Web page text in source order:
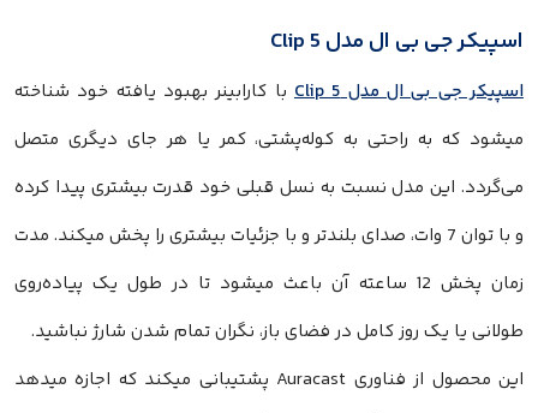
اسپیکر جی بی ال مدل Clip 5
اسپیکر جی بی ال مدل Clip 5
با کارابینر بهبود یافته خود شناخته
میشود که به راحتی به کوله‌پشتی، کمر یا هر جای دیگری متصل
می‌گردد. این مدل نسبت به نسل قبلی خود قدرت بیشتری پیدا کرده
و با توان 7 وات، صدای بلندتر و با جزئیات بیشتری را پخش میکند. مدت
زمان پخش 12 ساعته آن باعث میشود تا در طول یک پیاده‌روی
طولانی یا یک روز کامل در فضای باز، نگران تمام شدن شارژ نباشید.
این محصول از فناوری Auracast پشتیبانی میکند که اجازه میدهد